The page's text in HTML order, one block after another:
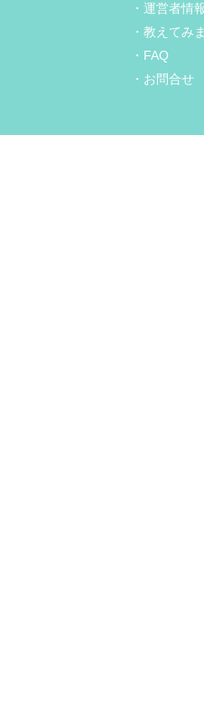
・運営者情
・教えてみ
・FAQ
・お問合せ